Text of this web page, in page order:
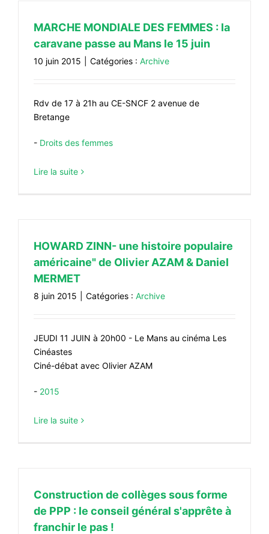
MARCHE MONDIALE DES FEMMES : la
caravane passe au Mans le 15 juin
10 juin 2015 Catégories : Archive
Rdv de 17 à 21h au CE-SNCF 2 avenue de
Bretange
- Droits des femmes
Lire la suite
HOWARD ZINN- une histoire populaire
américaine" de Olivier AZAM & Daniel
MERMET
8 juin 2015 Catégories : Archive
JEUDI 11 JUIN à 20h00 - Le Mans au cinéma Les
Cinéastes
Ciné-débat avec Olivier AZAM
- 2015
Lire la suite
Construction de collèges sous forme
de PPP : le conseil général s'apprête à
franchir le pas !